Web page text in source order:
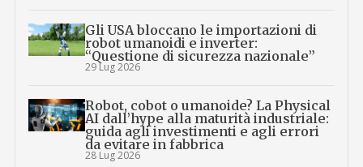
Gli USA bloccano le importazioni di
robot umanoidi e inverter:
“Questione di sicurezza nazionale”
29 Lug 2026
Robot, cobot o umanoide? La Physical
AI dall’hype alla maturità industriale:
guida agli investimenti e agli errori
da evitare in fabbrica
28 Lug 2026